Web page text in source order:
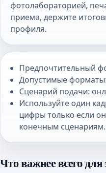
фотолабораторией,
приема, держите
профиля.
Предпочтительный
Допустимые форматы:
Сценарий подачи:
Используйте один
цифры только если
конечным сценариям.
Что важнее всего